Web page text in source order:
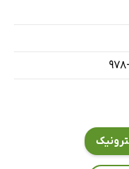
آموزش نسل 4